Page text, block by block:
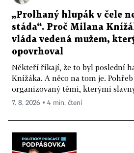
„Prolhaný hlupák v čele
stáda“. Proč Milana
vláda vedená mužem,
opovrhoval
Někteří říkají, že to byl poslední
Knížáka. A něco na tom je.
organizovaný těmi, kterými
7. 8. 2026 ▪ 4 min. čtení